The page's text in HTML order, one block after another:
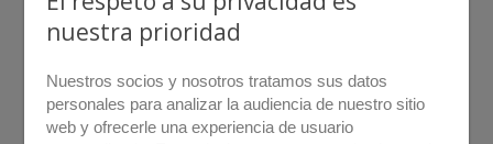
nuestra prioridad
Nuestros socios y nosotros tratamos sus datos
personales para analizar la audiencia de nuestro sitio
web y ofrecerle una experiencia de usuario